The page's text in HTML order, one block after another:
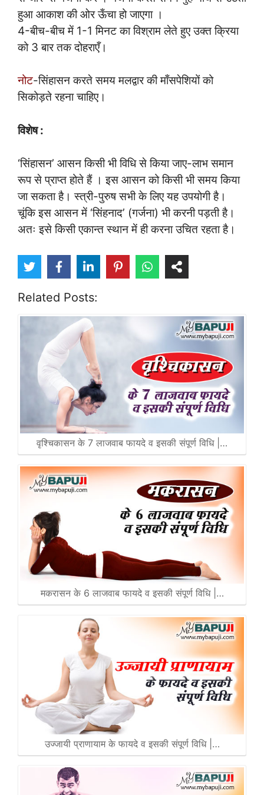
हुआ आकाश की ओर ऊँचा हो जाएगा ।
4-बीच-बीच में 1-1 मिनट का विश्राम लेते हुए उक्त क्रिया
को 3 बार तक दोहराएँ।
नोट-सिंहासन करते समय मलद्वार की माँसपेशियों को
सिकोड़ते रहना चाहिए।
विशेष :
‘सिंहासन’ आसन किसी भी विधि से किया जाए-लाभ समान
रूप से प्राप्त होते हैं । इस आसन को किसी भी समय किया
जा सकता है। स्त्री-पुरुष सभी के लिए यह उपयोगी है।
चूंकि इस आसन में ‘सिंहनाद’ (गर्जना) भी करनी पड़ती है।
अतः इसे किसी एकान्त स्थान में ही करना उचित रहता है।
Related Posts:
वृश्चिकासन के 7 लाजवाब फायदे व इसकी संपूर्ण विधि |…
मकरासन के 6 लाजवाब फायदे व इसकी संपूर्ण विधि |…
उज्जायी प्राणायाम के फायदे व इसकी संपूर्ण विधि |…